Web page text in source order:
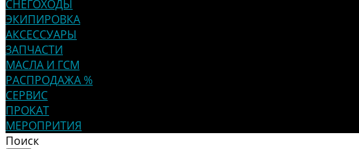
СНЕГОХОДЫ
ЭКИПИРОВКА
АКСЕССУАРЫ
ЗАПЧАСТИ
МАСЛА И ГСМ
РАСПРОДАЖА %
СЕРВИС
ПРОКАТ
МЕРОПРИТИЯ
Поиск